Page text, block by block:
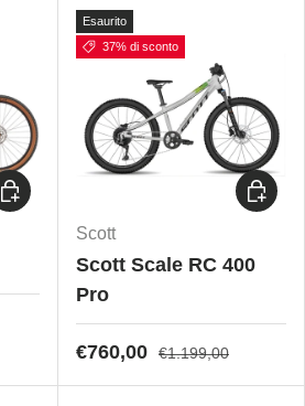
Scegli opzioni
Esaurito
37% di sconto
Scott
Scott Scale RC 400
Pro
€760,00 €1.199,00
Scegli